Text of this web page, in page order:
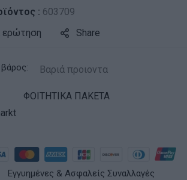
: 603709
ερώτηση
Share
Βαριά προιοντα
ΦΟΙΤΗΤΙΚΑ ΠΑΚΕΤΑ
Εγγυημένες & Ασφαλείς Συναλλαγές